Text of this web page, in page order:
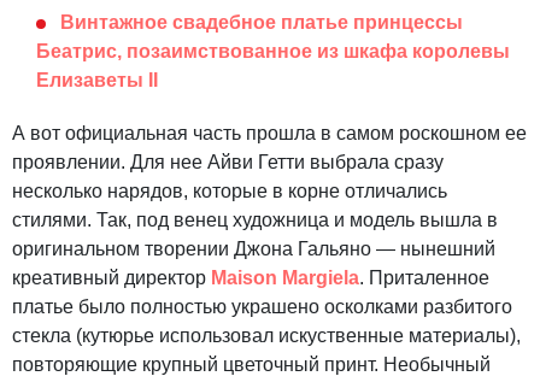
Винтажное свадебное платье принцессы
Беатрис, позаимствованное из шкафа королевы
Елизаветы II
А вот официальная часть прошла в самом роскошном ее
проявлении. Для нее Айви Гетти выбрала сразу
несколько нарядов, которые в корне отличались
стилями. Так, под венец художница и модель вышла в
оригинальном творении Джона Гальяно — нынешний
креативный директор Maison Margiela. Приталенное
платье было полностью украшено осколками разбитого
стекла (кутюрье использовал искуственные материалы),
повторяющие крупный цветочный принт. Необычный